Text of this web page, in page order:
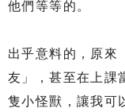
他們等等的。
出乎意料的，原來
友」，甚至在上課
隻小怪獸，讓我可